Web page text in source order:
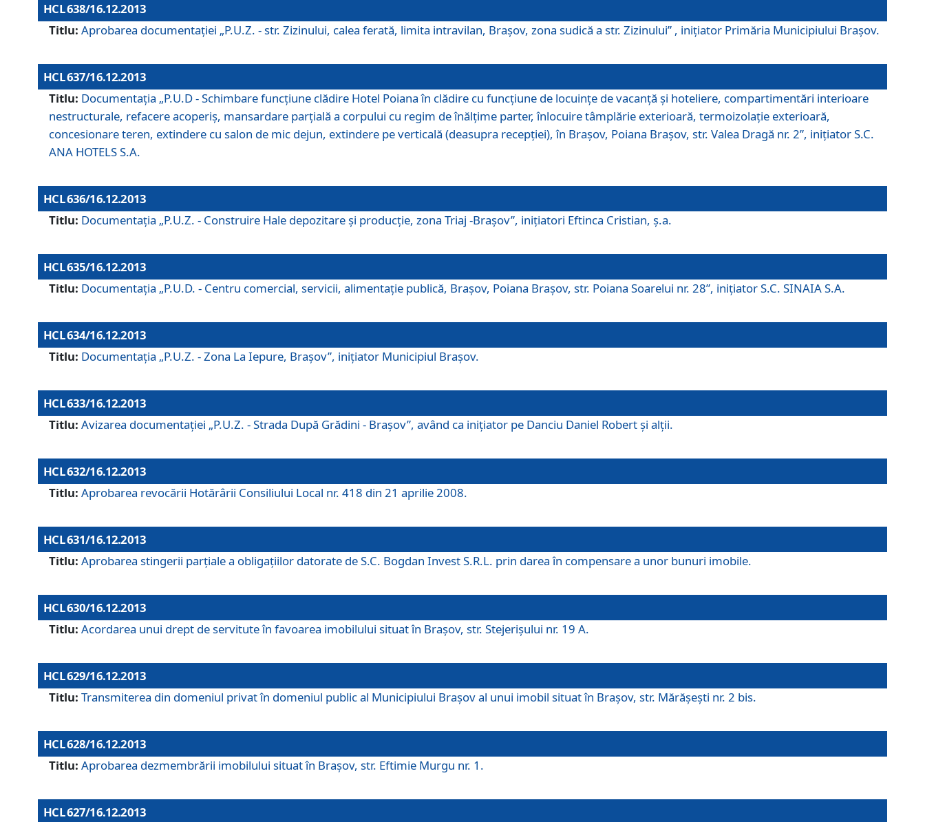
HCL 638/16.12.2013
Titlu: Aprobarea documentaţiei „P.U.Z. - str. Zizinului, calea ferată, limita intravilan, Braşov, zona sudică a str. Zizinului” , iniţiator Primăria Municipiului Braşov.
HCL 637/16.12.2013
Titlu: Documentaţia „P.U.D - Schimbare funcţiune clădire Hotel Poiana în clădire cu funcţiune de locuinţe de vacanţă şi hoteliere, compartimentări interioare
nestructurale, refacere acoperiş, mansardare parţială a corpului cu regim de înălţime parter, înlocuire tâmplărie exterioară, termoizolaţie exterioară,
concesionare teren, extindere cu salon de mic dejun, extindere pe verticală (deasupra recepţiei), în Braşov, Poiana Braşov, str. Valea Dragă nr. 2”, iniţiator S.C.
ANA HOTELS S.A.
HCL 636/16.12.2013
Titlu: Documentaţia „P.U.Z. - Construire Hale depozitare şi producţie, zona Triaj -Braşov”, iniţiatori Eftinca Cristian, ş.a.
HCL 635/16.12.2013
Titlu: Documentaţia „P.U.D. - Centru comercial, servicii, alimentaţie publică, Braşov, Poiana Braşov, str. Poiana Soarelui nr. 28”, iniţiator S.C. SINAIA S.A.
HCL 634/16.12.2013
Titlu: Documentaţia „P.U.Z. - Zona La Iepure, Braşov”, iniţiator Municipiul Braşov.
HCL 633/16.12.2013
Titlu: Avizarea documentaţiei „P.U.Z. - Strada După Grădini - Braşov”, având ca iniţiator pe Danciu Daniel Robert şi alţii.
HCL 632/16.12.2013
Titlu: Aprobarea revocării Hotărârii Consiliului Local nr. 418 din 21 aprilie 2008.
HCL 631/16.12.2013
Titlu: Aprobarea stingerii parţiale a obligaţiilor datorate de S.C. Bogdan Invest S.R.L. prin darea în compensare a unor bunuri imobile.
HCL 630/16.12.2013
Titlu: Acordarea unui drept de servitute în favoarea imobilului situat în Braşov, str. Stejerişului nr. 19 A.
HCL 629/16.12.2013
Titlu: Transmiterea din domeniul privat în domeniul public al Municipiului Braşov al unui imobil situat în Braşov, str. Mărăşeşti nr. 2 bis.
HCL 628/16.12.2013
Titlu: Aprobarea dezmembrării imobilului situat în Braşov, str. Eftimie Murgu nr. 1.
HCL 627/16.12.2013